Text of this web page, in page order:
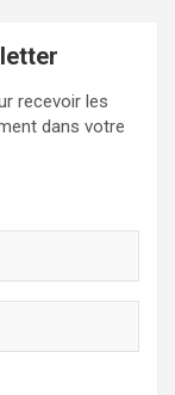
recevoir les
dans votre